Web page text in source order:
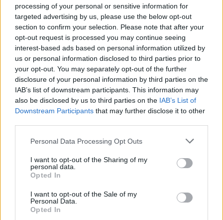
processing of your personal or sensitive information for
targeted advertising by us, please use the below opt-out
section to confirm your selection. Please note that after your
opt-out request is processed you may continue seeing
interest-based ads based on personal information utilized by
us or personal information disclosed to third parties prior to
your opt-out. You may separately opt-out of the further
disclosure of your personal information by third parties on the
IAB’s list of downstream participants. This information may
also be disclosed by us to third parties on the IAB’s List of
Downstream Participants that may further disclose it to other
Please note that this website/app uses one or more Google
not limited to your visit or usage behaviour. You may click to
grant or deny consent to Google and its third-party tags to
use your data for below specified purposes in below Google
consent section.
Personal Data Processing Opt Outs
I want to opt-out of the Sharing of my
personal data.
Opted In
I want to opt-out of the Sale of my
Personal Data.
Opted In
¿Interesante? ¡Compártelo en Facebook!
¿Quiere estar al día? Síganos en GoogleNews
RELACIONADO
Temas Frío Gripe Infección Micoplasma
Otoño Rsv
Fuentes
Bibliografía 1.Pediatría. Lissauer Tom, Willard Carroll 2.Sybilski